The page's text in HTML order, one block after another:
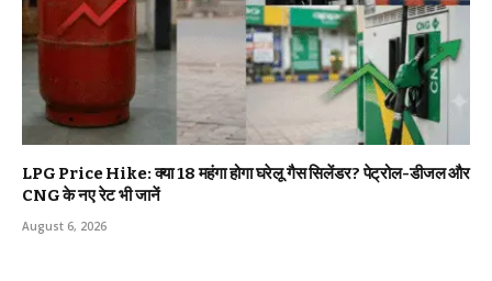
LPG Price Hike: क्या ₹18 महंगा होगा घरेलू गैस सिलेंडर? पेट्रोल-डीजल और
CNG के नए रेट भी जानें
August 6, 2026